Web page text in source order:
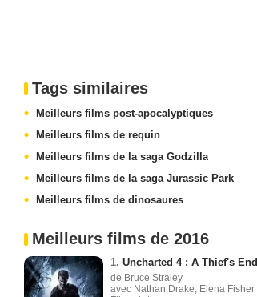
Tags similaires
Meilleurs films post-apocalyptiques
Meilleurs films de requin
Meilleurs films de la saga Godzilla
Meilleurs films de la saga Jurassic Park
Meilleurs films de dinosaures
Meilleurs films de 2016
1. Uncharted 4 : A Thief's End
de Bruce Straley
avec Nathan Drake, Elena Fisher